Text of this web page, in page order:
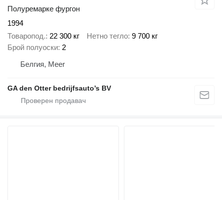
Полуремарке фургон
1994
Товаропод. 22 300 кг Нетно тегло 9 700 кг
Брой полуоски 2
Белгия, Meer
GA den Otter bedrijfsauto’s BV